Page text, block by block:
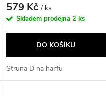
579 Kč/ ks
Skladem prodejna 2 ks
DO KOŠÍKU
Struna D na harfu